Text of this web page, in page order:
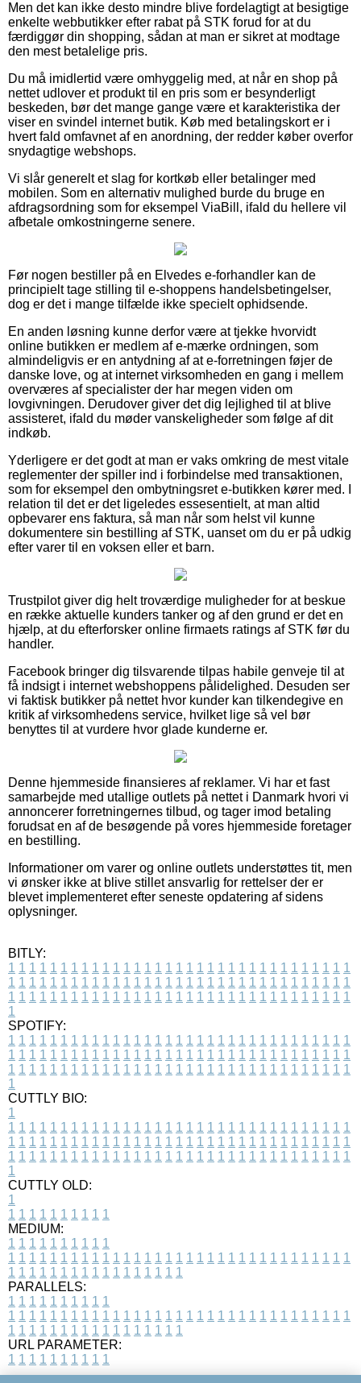
Men det kan ikke desto mindre blive fordelagtigt at besigtige
enkelte webbutikker efter rabat på STK forud for at du
færdiggør din shopping, sådan at man er sikret at modtage
den mest betalelige pris.
Du må imidlertid være omhyggelig med, at når en shop på
nettet udlover et produkt til en pris som er besynderligt
beskeden, bør det mange gange være et karakteristika der
viser en svindel internet butik. Køb med betalingskort er i
hvert fald omfavnet af en anordning, der redder køber overfor
snydagtige webshops.
Vi slår generelt et slag for kortkøb eller betalinger med
mobilen. Som en alternativ mulighed burde du bruge en
afdragsordning som for eksempel ViaBill, ifald du hellere vil
afbetale omkostningerne senere.
Før nogen bestiller på en Elvedes e-forhandler kan de
principielt tage stilling til e-shoppens handelsbetingelser,
dog er det i mange tilfælde ikke specielt ophidsende.
En anden løsning kunne derfor være at tjekke hvorvidt
online butikken er medlem af e-mærke ordningen, som
almindeligvis er en antydning af at e-forretningen føjer de
danske love, og at internet virksomheden en gang i mellem
overværes af specialister der har megen viden om
lovgivningen. Derudover giver det dig lejlighed til at blive
assisteret, ifald du møder vanskeligheder som følge af dit
indkøb.
Yderligere er det godt at man er vaks omkring de mest vitale
reglementer der spiller ind i forbindelse med transaktionen,
som for eksempel den ombytningsret e-butikken kører med. I
relation til det er det ligeledes essesentielt, at man altid
opbevarer ens faktura, så man når som helst vil kunne
dokumentere sin bestilling af STK, uanset om du er på udkig
efter varer til en voksen eller et barn.
Trustpilot giver dig helt troværdige muligheder for at beskue
en række aktuelle kunders tanker og af den grund er det en
hjælp, at du efterforsker online firmaets ratings af STK før du
handler.
Facebook bringer dig tilsvarende tilpas habile genveje til at
få indsigt i internet webshoppens pålidelighed. Desuden ser
vi faktisk butikker på nettet hvor kunder kan tilkendegive en
kritik af virksomhedens service, hvilket lige så vel bør
benyttes til at vurdere hvor glade kunderne er.
Denne hjemmeside finansieres af reklamer. Vi har et fast
samarbejde med utallige outlets på nettet i Danmark hvori vi
annoncerer forretningernes tilbud, og tager imod betaling
forudsat en af de besøgende på vores hjemmeside foretager
en bestilling.
Informationer om varer og online outlets understøttes tit, men
vi ønsker ikke at blive stillet ansvarlig for rettelser der er
blevet implementeret efter seneste opdatering af sidens
oplysninger.
BITLY:
1 1 1 1 1 1 1 1 1 1 1 1 1 1 1 1 1 1 1 1 1 1 1 1 1 1 1 1 1 1 1 1 1
1 1 1 1 1 1 1 1 1 1 1 1 1 1 1 1 1 1 1 1 1 1 1 1 1 1 1 1 1 1 1 1 1
1 1 1 1 1 1 1 1 1 1 1 1 1 1 1 1 1 1 1 1 1 1 1 1 1 1 1 1 1 1 1 1 1
1
SPOTIFY:
1 1 1 1 1 1 1 1 1 1 1 1 1 1 1 1 1 1 1 1 1 1 1 1 1 1 1 1 1 1 1 1 1
1 1 1 1 1 1 1 1 1 1 1 1 1 1 1 1 1 1 1 1 1 1 1 1 1 1 1 1 1 1 1 1 1
1 1 1 1 1 1 1 1 1 1 1 1 1 1 1 1 1 1 1 1 1 1 1 1 1 1 1 1 1 1 1 1 1
1
CUTTLY BIO:
1
1 1 1 1 1 1 1 1 1 1 1 1 1 1 1 1 1 1 1 1 1 1 1 1 1 1 1 1 1 1 1 1 1
1 1 1 1 1 1 1 1 1 1 1 1 1 1 1 1 1 1 1 1 1 1 1 1 1 1 1 1 1 1 1 1 1
1 1 1 1 1 1 1 1 1 1 1 1 1 1 1 1 1 1 1 1 1 1 1 1 1 1 1 1 1 1 1 1 1
1
CUTTLY OLD:
1
1 1 1 1 1 1 1 1 1 1
MEDIUM:
1 1 1 1 1 1 1 1 1 1
1 1 1 1 1 1 1 1 1 1 1 1 1 1 1 1 1 1 1 1 1 1 1 1 1 1 1 1 1 1 1 1 1
1 1 1 1 1 1 1 1 1 1 1 1 1 1 1 1 1
PARALLELS:
1 1 1 1 1 1 1 1 1 1
1 1 1 1 1 1 1 1 1 1 1 1 1 1 1 1 1 1 1 1 1 1 1 1 1 1 1 1 1 1 1 1 1
1 1 1 1 1 1 1 1 1 1 1 1 1 1 1 1 1
URL PARAMETER:
1 1 1 1 1 1 1 1 1 1